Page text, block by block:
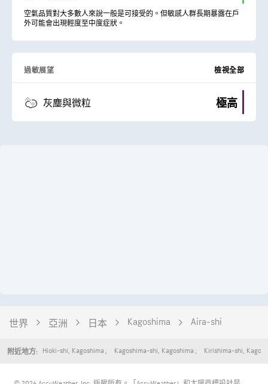
空氣品質對大多數人來說一般是可接受的。但敏感人群長期暴露在戶
外可能會出現輕度至中度症狀。
過敏展望 檢視全部
灰塵與微粒 極高
世界 亞洲 日本 Kagoshima Aira-shi
附近地方: Hioki-shi, Kagoshima Kagoshima-shi, Kagoshima Kirishima-shi,